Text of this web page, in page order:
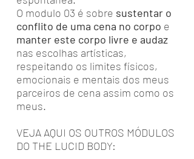
O modulo 03 é sobre sustentar o
conflito de uma cena no corpo e
manter este corpo livre e audaz
nas escolhas artísticas,
respeitando os limites físicos,
emocionais e mentais dos meus
parceiros de cena assim como os
meus.
VEJA AQUI OS OUTROS MÓDULOS
DO THE LUCID BODY: